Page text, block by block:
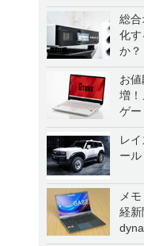
総合
化す
か？
お
増！
ゲー
レ
ー
メ
経新